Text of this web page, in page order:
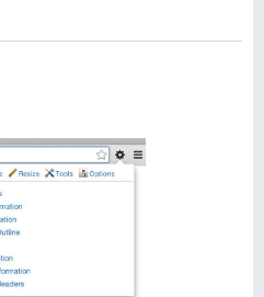
a
r
F
i
r
f